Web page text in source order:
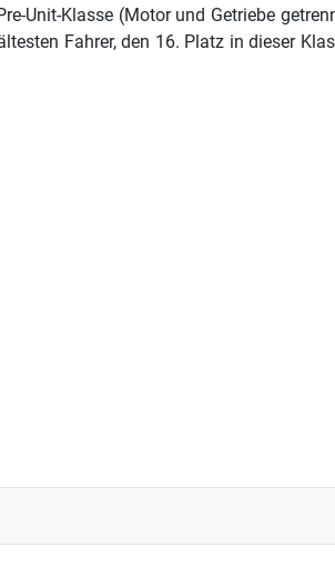
Unit-Klasse (Motor und Getriebe
Fahrer, den 16. Platz in dieser